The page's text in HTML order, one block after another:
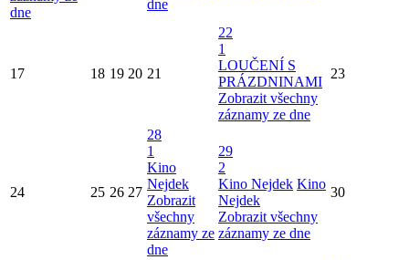
dne
dne
17 18 19 20 21
22
1
LOUČENÍ S
PRÁZDNINAMI
Zobrazit všechny
záznamy ze dne
23
24 25 26 27
28
1
Kino
Nejdek
Zobrazit
všechny
záznamy ze
dne
29
2
Kino Nejdek Kino
Nejdek
Zobrazit všechny
záznamy ze dne
30